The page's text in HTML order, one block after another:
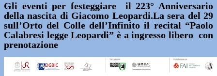
Gli eventi per festeggiare il 223° Anniversario
della nascita di Giacomo Leopardi.La sera del 29
sull’Orto del Colle dell’Infinito il recital “Paolo
Calabresi legge Leopardi” è a ingresso libero con
prenotazione